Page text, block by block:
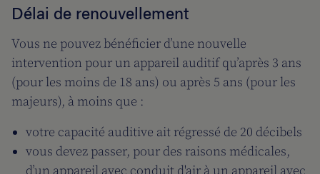
Délai de renouvellement
Vous ne pouvez bénéficier d’une nouvelle
intervention pour un appareil auditif qu’après 3 ans
(pour les moins de 18 ans) ou après 5 ans (pour les
majeurs), à moins que :
votre capacité auditive ait régressé de 20 décibels
vous devez passer, pour des raisons médicales,